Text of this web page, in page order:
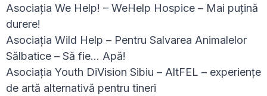
Asociația We Help! – WeHelp Hospice – Mai puțină
durere!
Asociația Wild Help – Pentru Salvarea Animalelor
Sălbatice – Să fie… Apă!
Asociația Youth DiVision Sibiu – AltFEL – experiențe
de artă alternativă pentru tineri